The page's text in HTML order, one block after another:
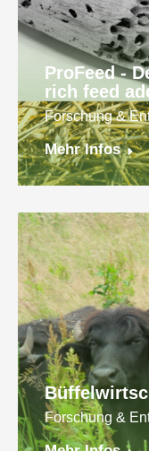
ProFeed -
rich feed
Forschung &
Mehr Infos
Forschung &